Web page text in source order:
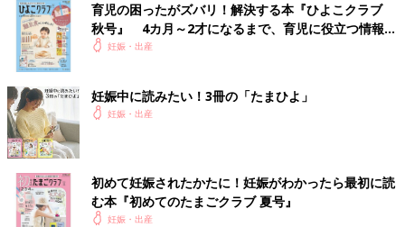
気をつけてます。 といっても、サラダにドレッシングかけ
ないとか、醤油大さじ3を大さじ1.5〜2にするとかです
が…。そろそろ調味料自体を減塩のものに変えようかなと思
ってはいます。 つわり終わったし2歳児いるので基本は3食
自炊ですが、 外食はたまにします。 インスタントもそれな
りに食べます。 おやつも食べます😅 旦那がご飯作ってくれ
る日は「塩分控えめでおねがい」とだけ言ってます😅
関連するその他の体験談
育児の困ったがズバリ！解決する本『ひよこクラブ
秋号』 4カ月～2才になるまで、育児に役立つ情報が
いっぱい！
妊娠・出産
妊娠中に読みたい！3冊の「たまひよ」
妊娠・出産
初めて妊娠されたかたに！妊娠がわかったら最初に読
む本『初めてのたまごクラブ 夏号』
妊娠・出産